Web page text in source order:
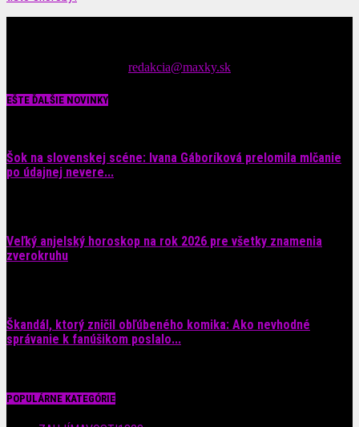
redakcia@maxky.sk
EŠTE ĎALŠIE NOVINKY
Šok na slovenskej scéne: Ivana Gáboríková prelomila mlčanie
po údajnej nevere...
Veľký anjelský horoskop na rok 2026 pre všetky znamenia
zverokruhu
Škandál, ktorý zničil obľúbeného komika: Ako nevhodné
správanie k fanúšikom poslalo...
POPULÁRNE KATEGÓRIE